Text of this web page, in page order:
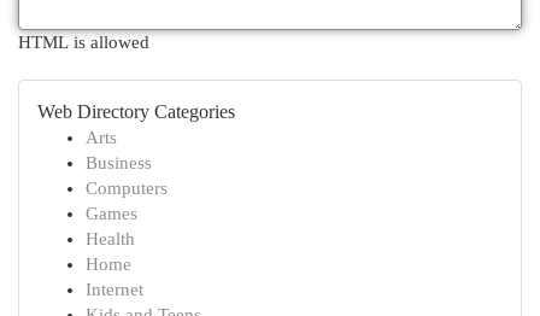
HTML is allowed
Web Directory Categories
Arts
Business
Computers
Games
Health
Home
Internet